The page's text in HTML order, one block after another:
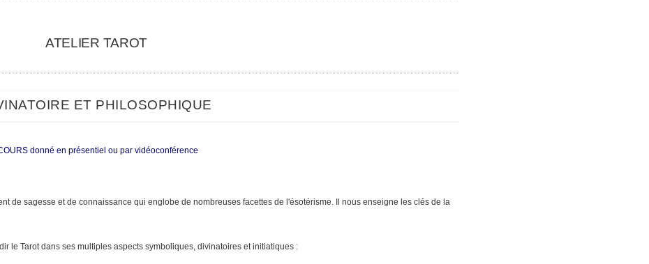
ATELIER TAROT
ET PHILOSOPHIQUE
donné en présentiel ou par vidéoconférence
de sagesse et de connaissance qui englobe de nombreuses facettes de l'ésotérisme. Il nous enseigne les clés de la
le Tarot dans ses multiples aspects symboliques, divinatoires et initiatiques :